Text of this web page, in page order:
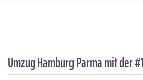
Umzug HamburgParmamit der